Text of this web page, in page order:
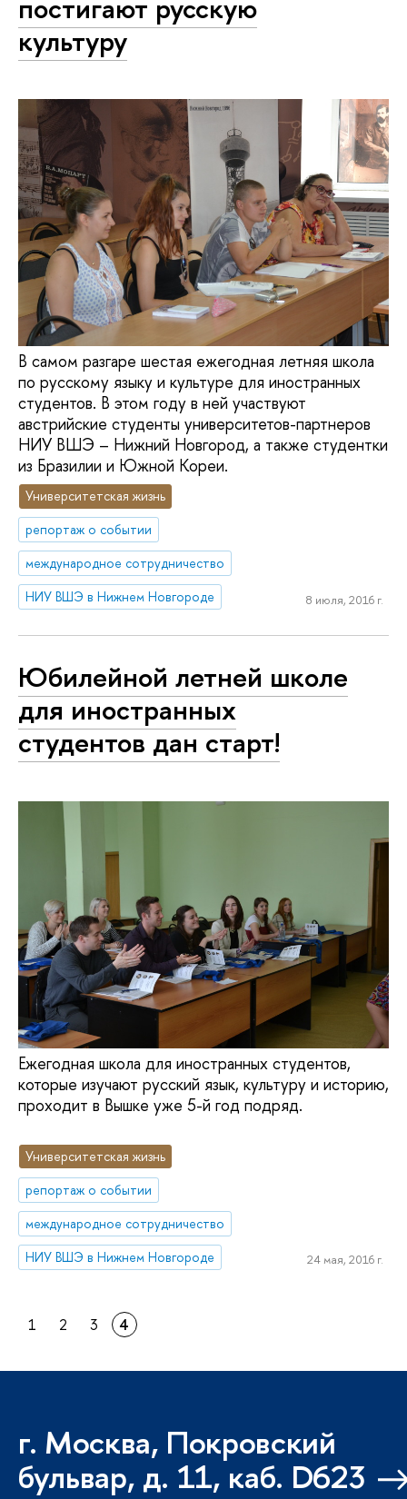
постигают русскую
культуру
В самом разгаре шестая ежегодная летняя школа
по русскому языку и культуре для иностранных
студентов. В этом году в ней участвуют
австрийские студенты университетов-партнеров
НИУ ВШЭ – Нижний Новгород, а также студентки
из Бразилии и Южной Кореи.
Университетская жизнь
репортаж о событии
международное сотрудничество
НИУ ВШЭ в Нижнем Новгороде
8 июля, 2016 г.
Юбилейной летней школе
для иностранных
студентов дан старт!
Ежегодная школа для иностранных студентов,
которые изучают русский язык, культуру и историю,
проходит в Вышке уже 5-й год подряд.
Университетская жизнь
репортаж о событии
международное сотрудничество
НИУ ВШЭ в Нижнем Новгороде
24 мая, 2016 г.
1 2 3 4
г. Москва, Покровский
бульвар, д. 11, каб. D623